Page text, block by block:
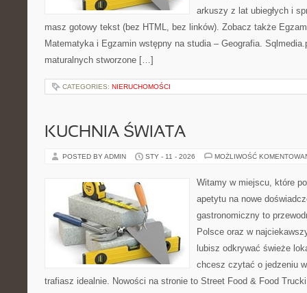
arkuszy z lat ubiegłych i
masz gotowy tekst (bez HTML, bez linków). Zobacz także
Matematyka i Egzamin wstępny na studia – Geografia.
maturalnych stworzone […]
CATEGORIES: NIERUCHOMOŚCI
KUCHNIA ŚWIATA
POSTED BY ADMIN STY - 11 - 2026 MOŻLIWOŚĆ
Witamy w miejscu, które
apetytu na nowe
gastronomiczny to
Polsce oraz w
lubisz odkrywać świeże
chcesz czytać o jedzeniu
trafiasz idealnie. Nowości na stronie to Street Food & Food